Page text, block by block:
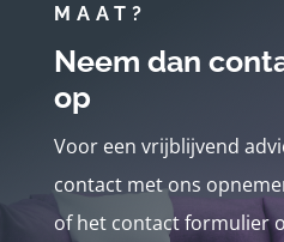
MAAT?
Neem dan
op
Voor een vrijblijvend
contact met ons
of het contact formulier